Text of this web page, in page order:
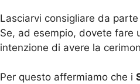
Lasciarvi consigliare da
Se, ad esempio, dovete fare
intenzione di avere la
Per questo affermiamo che i